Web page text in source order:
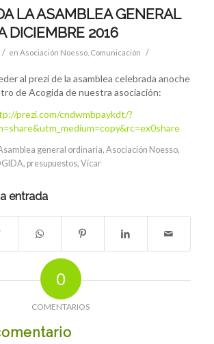
LA ASAMBLEA GENERAL
DICIEMBRE 2016
/ en Asociación Noesso, Comunicación /
al prezi de la asamblea celebrada anoche
de Acogida de nuestra asociación:
prezi.com/cndwmbpaykdt/?
general ordinaria, Asociación Noesso,
, presupuestos, Vícar
entrada
0
COMENTARIOS